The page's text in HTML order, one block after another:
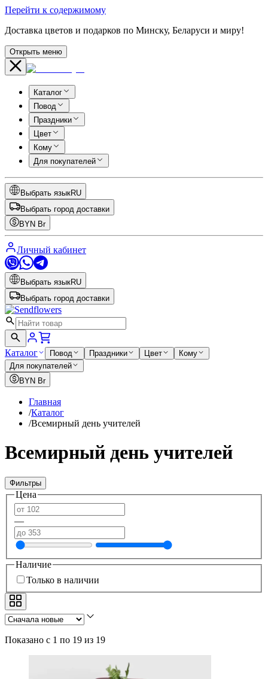
Перейти к содержимому
Доставка цветов и подарков по Минску, Беларуси и миру!
Открыть меню
Каталог
Повод
Праздники
Цвет
Кому
Для покупателей
Выбрать языкRU
Выбрать город доставки
BYN Br
Личный кабинет
Выбрать языкRU
Выбрать город доставки
Каталог Повод Праздники Цвет
Кому
Для покупателей
BYN Br
Главная
/Каталог
/Всемирный день учителей
Всемирный день учителей
Фильтры
Цена
—
Наличие
Только в наличии
Показано с 1 по 19 из 19